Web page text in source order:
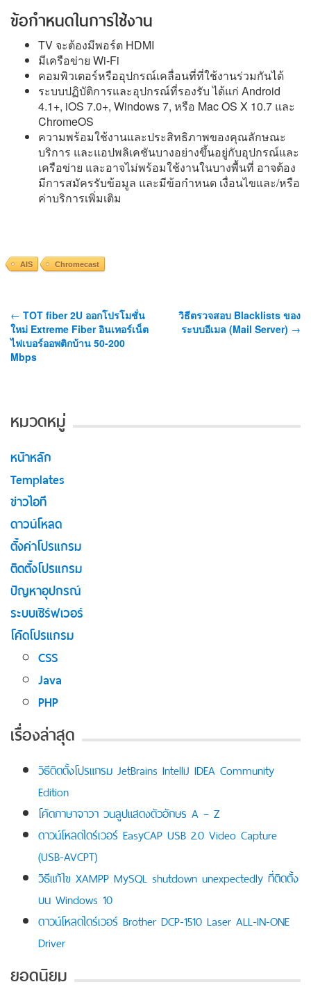
ข้อกำหนดในการใช้งาน
TV จะต้องมีพอร์ต HDMI
มีเครือข่าย Wi-Fi
คอมพิวเตอร์หรืออุปกรณ์เคลื่อนที่ที่ใช้งานร่วมกันได้
ระบบปฏิบัติการและอุปกรณ์ที่รองรับ ได้แก่ Android
4.1+, iOS 7.0+, Windows 7, หรือ Mac OS X 10.7 และ
ChromeOS
ความพร้อมใช้งานและประสิทธิภาพของคุณลักษณะ
บริการ และแอปพลิเคชันบางอย่างขึ้นอยู่กับอุปกรณ์และ
เครือข่าย และอาจไม่พร้อมใช้งานในบางพื้นที่ อาจต้อง
มีการสมัครรับข้อมูล และมีข้อกำหนด เงื่อนไขและ/หรือ
ค่าบริการเพิ่มเติม
AIS Chromecast
← TOT fiber 2U ออกโปรโมชั่น
ใหม่ Extreme Fiber อินเทอร์เน็ต
ไฟเบอร์ออพติกบ้าน 50-200
Mbps
วิธีตรวจสอบ Blacklists ของ
ระบบอีเมล (Mail Server) →
หมวดหมู่
หน้าหลัก
Templates
ข่าวไอที
ดาวน์โหลด
ตั้งค่าโปรแกรม
ติดตั้งโปรแกรม
ปัญหาอุปกรณ์
ระบบเซิร์ฟเวอร์
โค้ดโปรแกรม
CSS
Java
PHP
เรื่องล่าสุด
วิธีติดตั้งโปรแกรม JetBrains IntelliJ IDEA Community
Edition
โค้ดภาษาจาวา วนลูปแสดงตัวอักษร A – Z
ดาวน์โหลดไดร์เวอร์ EasyCAP USB 2.0 Video Capture
(USB-AVCPT)
วิธีแก้ไข XAMPP MySQL shutdown unexpectedly ที่ติดตั้ง
บน Windows 10
ดาวน์โหลดไดร์เวอร์ Brother DCP-1510 Laser ALL-IN-ONE
Driver
ยอดนิยม